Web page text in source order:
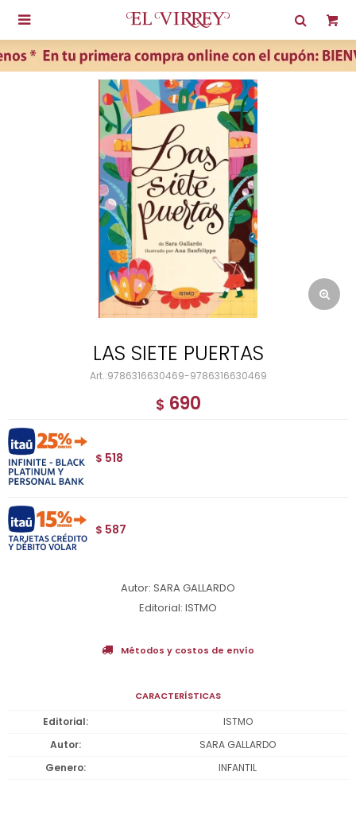

LAS SIETE PUERTAS
9786316630469-9786316630469
$ 690
$ 518
$ 587
Autor: SARA GALLARDO
Editorial: ISTMO
Métodos y costos de envío
CARACTERÍSTICAS
Editorial
ISTMO
Autor
SARA GALLARDO
Genero
INFANTIL